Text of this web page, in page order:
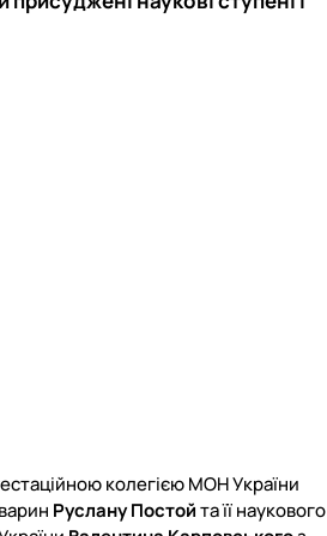
колегією МОН України
Руслану Постойта її наукового